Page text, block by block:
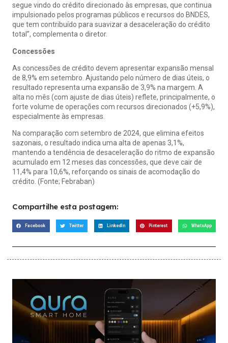
segue vindo do crédito direcionado às empresas, que continua
impulsionado pelos programas públicos e recursos do BNDES,
que tem contribuído para suavizar a desaceleração do crédito
total”, complementa o diretor.
Concessões
As concessões de crédito devem apresentar expansão mensal
de 8,9% em setembro. Ajustando pelo número de dias úteis, o
resultado representa uma expansão de 3,9% na margem. A
alta no mês (com ajuste de dias úteis) reflete, principalmente, o
forte volume de operações com recursos direcionados (+5,9%),
especialmente às empresas.
Na comparação com setembro de 2024, que elimina efeitos
sazonais, o resultado indica uma alta de apenas 3,1%,
mantendo a tendência de desaceleração do ritmo de expansão
acumulado em 12 meses das concessões, que deve cair de
11,4% para 10,6%, reforçando os sinais de acomodação do
crédito. (Fonte; Febraban)
Compartilhe esta postagem:
Facebook Twitter LinkedIn Pinterest WhatsApp